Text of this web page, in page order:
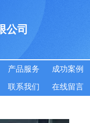
公司
产品服务 成功案例
联系我们 在线留言